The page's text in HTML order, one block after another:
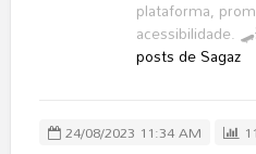
plataforma,
acessibilidade.
posts de Sagaz
24/08/2023 11:34 AM